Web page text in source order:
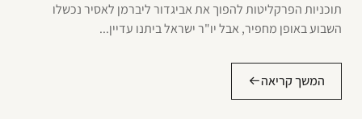
תוכניות הפרקליטות להפוך את אביגדור ליברמן לאסיר נכשלו
השבוע באופן מחפיר, אבל יו"ר ישראל ביתנו עדיין...
המשך קריאה